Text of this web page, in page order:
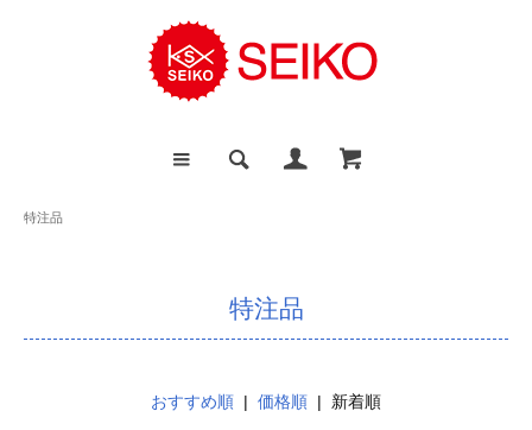
特注品
特注品
おすすめ順 | 価格順 | 新着順